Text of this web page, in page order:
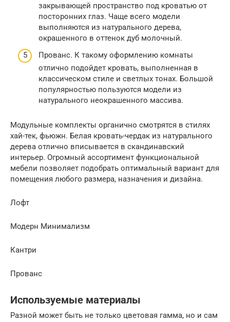
закрывающей пространство под кроватью от
посторонних глаз. Чаще всего модели
выполняются из натурального дерева,
окрашенного в оттенок дуб молочный.
Прованс. К такому оформлению комнаты
отлично подойдет кровать, выполненная в
классическом стиле и светлых тонах. Большой
популярностью пользуются модели из
натурального неокрашенного массива.
Модульные комплекты органично смотрятся в стилях
хай-тек, фьюжн. Белая кровать-чердак из натурального
дерева отлично вписывается в скандинавский
интерьер. Огромный ассортимент функциональной
мебели позволяет подобрать оптимальный вариант для
помещения любого размера, назначения и дизайна.
Лофт
Модерн Минимализм
Кантри
Прованс
Используемые материалы
Разной может быть не только цветовая гамма, но и сам